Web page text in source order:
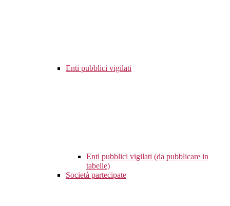
Enti pubblici vigilati
Enti pubblici vigilati (da pubblicare in
tabelle)
Società partecipate